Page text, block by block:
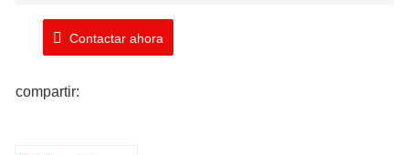
contenedor de 4 ejes. Sin embargo, los remolques
con estructura de contenedores están especialmente
su estructura de estructura garantiza que el
Contactar ahora
compartir: